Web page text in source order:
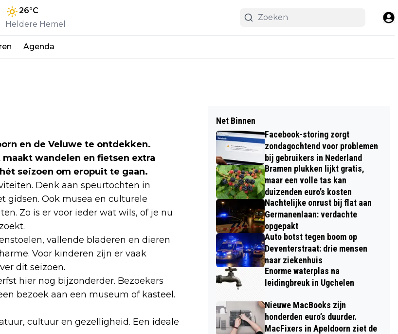
26°C
Heldere Hemel
Agenda
en de Veluwe te ontdekken.
wandelen en fietsen extra
seizoen om eropuit te gaan.
Denk aan speurtochten in
gidsen. Ook musea en culturele
Zo is er voor ieder wat wils, of je nu
vallende bladeren en dieren
Voor kinderen zijn er vaak
dit seizoen.
hier nog bijzonderder. Bezoekers
bezoek aan een museum of kasteel.
cultuur en gezelligheid. Een ideale
Net Binnen
Facebook-storing zorgt
zondagochtend voor problemen
bij gebruikers in Nederland
Bramen plukken lijkt gratis,
maar een volle tas kan
duizenden euro’s kosten
Nachtelijke onrust bij flat aan
Germanenlaan: verdachte
opgepakt
Auto botst tegen boom op
Deventerstraat: drie mensen
naar ziekenhuis
Enorme waterplas na
leidingbreuk in Ugchelen
Nieuwe MacBooks zijn
honderden euro’s duurder.
MacFixers in Apeldoorn ziet de